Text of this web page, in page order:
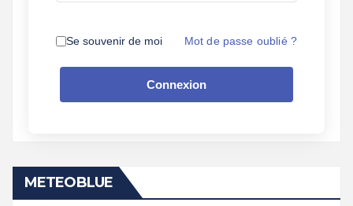
Se souvenir de moi Mot de passe oublié ?
Connexion
METEOBLUE